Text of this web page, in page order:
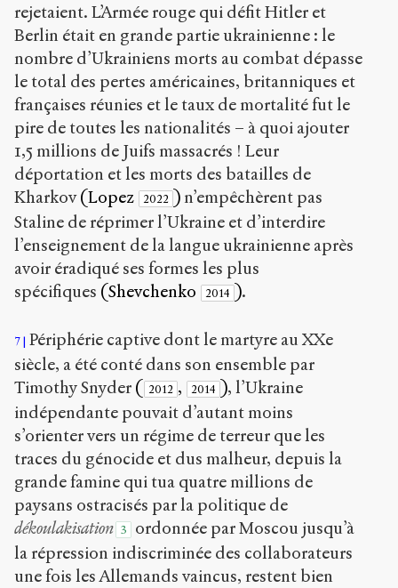
rejetaient. L’Armée rouge qui défit Hitler et
Berlin était en grande partie ukrainienne : le
nombre d’Ukrainiens morts au combat dépasse
le total des pertes américaines, britanniques et
françaises réunies et le taux de mortalité fut le
pire de toutes les nationalités – à quoi ajouter
1,5 millions de Juifs massacrés ! Leur
déportation et les morts des batailles de
Kharkov(Lopez 2022 )n’empêchèrent pas
Staline de réprimer l’Ukraine et d’interdire
l’enseignement de la langue ukrainienne après
avoir éradiqué ses formes les plus
spécifiques (Shevchenko 2014 ).
7 Périphérie captive dont le martyre au XXe
siècle, a été conté dans son ensemble par
Timothy Snyder ( 2012 , 2014 ), l’Ukraine
indépendante pouvait d’autant moins
s’orienter vers un régime de terreur que les
traces du génocide et dus malheur, depuis la
grande famine qui tua quatre millions de
paysans ostracisés par la politique de
dékoulakisation 3
ordonnée par Moscou jusqu’à
la répression indiscriminée des collaborateurs
une fois les Allemands vaincus, restent bien